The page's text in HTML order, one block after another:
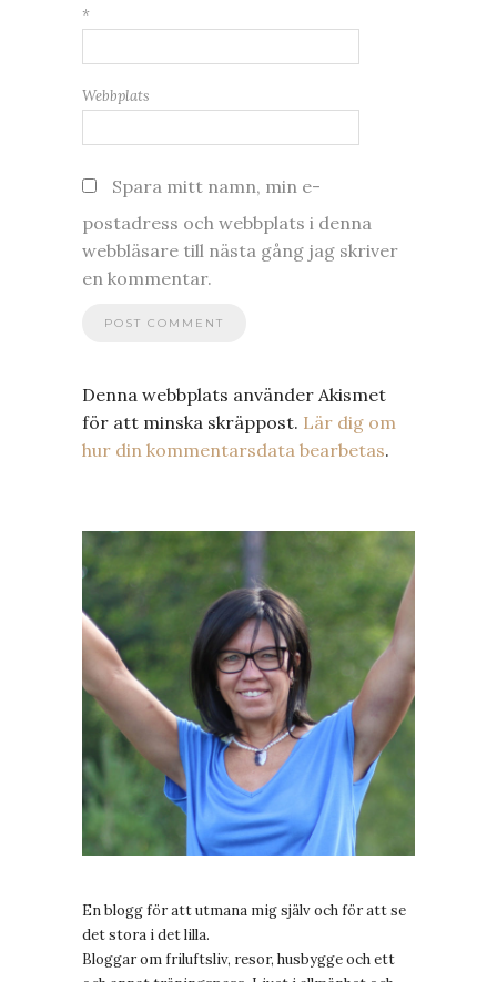
*
Webbplats
Spara mitt namn, min e-
postadress och webbplats i denna
webbläsare till nästa gång jag skriver
en kommentar.
Denna webbplats använder Akismet
för att minska skräppost. Lär dig om
hur din kommentarsdata bearbetas.
En blogg för att utmana mig själv och för att se
det stora i det lilla.
Bloggar om friluftsliv, resor, husbygge och ett